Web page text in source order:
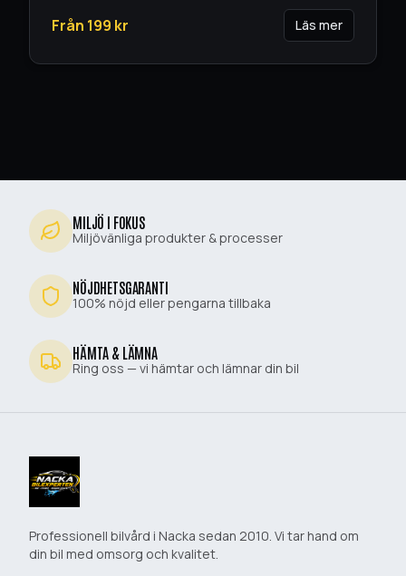
Från 199 kr Läs mer
MILJÖ I FOKUS
Miljövänliga produkter & processer
NÖJDHETSGARANTI
100% nöjd eller pengarna tillbaka
HÄMTA & LÄMNA
Ring oss — vi hämtar och lämnar din bil
Professionell bilvård i Nacka sedan 2010. Vi tar hand om
din bil med omsorg och kvalitet.